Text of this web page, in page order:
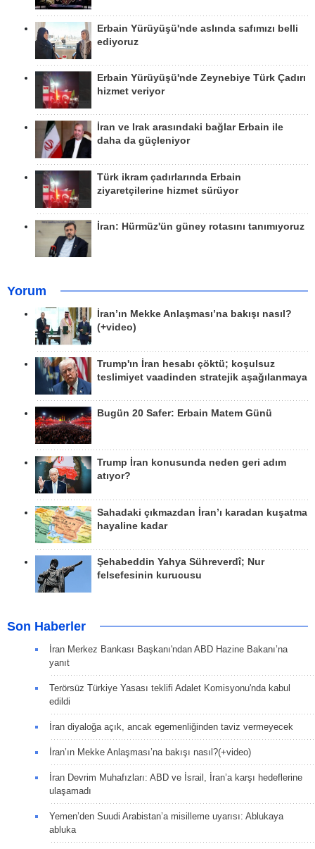
Erbain Yürüyüşü'nde aslında safımızı belli
ediyoruz
Erbain Yürüyüşü'nde Zeynebiye Türk Çadırı
hizmet veriyor
İran ve Irak arasındaki bağlar Erbain ile
daha da güçleniyor
Türk ikram çadırlarında Erbain
ziyaretçilerine hizmet sürüyor
İran: Hürmüz'ün güney rotasını tanımıyoruz
Yorum
İran’ın Mekke Anlaşması’na bakışı nasıl?
(+video)
Trump'ın İran hesabı çöktü; koşulsuz
teslimiyet vaadinden stratejik aşağılanmaya
Bugün 20 Safer: Erbain Matem Günü
Trump İran konusunda neden geri adım
atıyor?
Sahadaki çıkmazdan İran’ı karadan kuşatma
hayaline kadar
Şehabeddin Yahya Sühreverdî; Nur
felsefesinin kurucusu
Son Haberler
İran Merkez Bankası Başkanı'ndan ABD Hazine Bakanı’na
yanıt
Terörsüz Türkiye Yasası teklifi Adalet Komisyonu'nda kabul
edildi
İran diyaloğa açık, ancak egemenliğinden taviz vermeyecek
İran’ın Mekke Anlaşması’na bakışı nasıl?(+video)
İran Devrim Muhafızları: ABD ve İsrail, İran’a karşı hedeflerine
ulaşamadı
Yemen’den Suudi Arabistan’a misilleme uyarısı: Ablukaya
abluka